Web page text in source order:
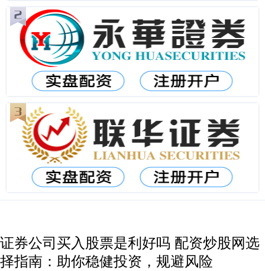
证券公司买入股票是利好吗 配资炒股网选
择指南：助你稳健投资，规避风险